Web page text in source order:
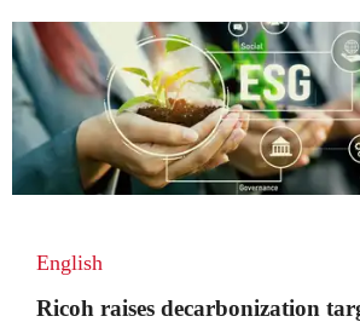
English
Ricoh raises decarbonization